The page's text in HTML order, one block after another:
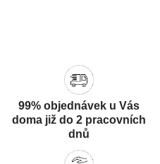
99% objednávek u Vás
doma již do 2 pracovních
dnů